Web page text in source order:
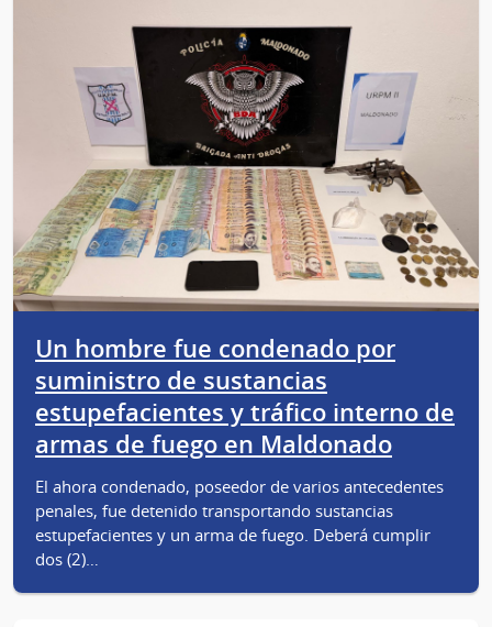
Un hombre fue condenado por
suministro de sustancias
estupefacientes y tráfico interno de
armas de fuego en Maldonado
El ahora condenado, poseedor de varios antecedentes
penales, fue detenido transportando sustancias
estupefacientes y un arma de fuego. Deberá cumplir
dos (2)…